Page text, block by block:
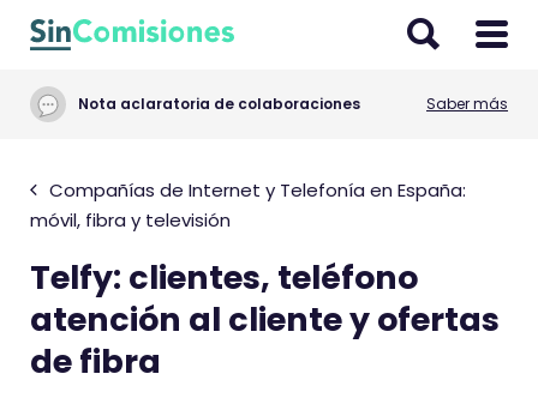
Nota aclaratoria de colaboraciones Saber más
Compañías de Internet y Telefonía en España:
móvil, fibra y televisión
Telfy: clientes, teléfono
atención al cliente y ofertas
de fibra